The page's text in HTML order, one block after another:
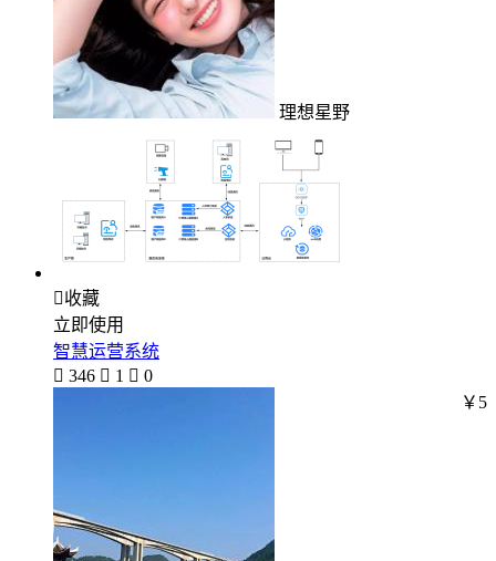
理想星野
收藏
立即使用
智慧运营系统
 346  1  0
￥5